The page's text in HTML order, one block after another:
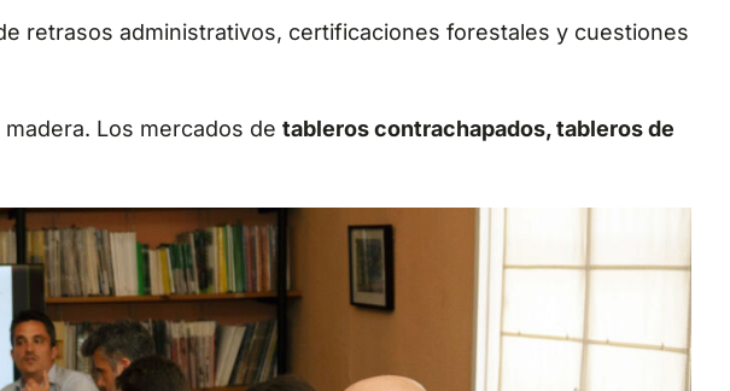
retrasos administrativos, certificaciones forestales y cuestiones
Los mercados de tableros contrachapados, tableros de